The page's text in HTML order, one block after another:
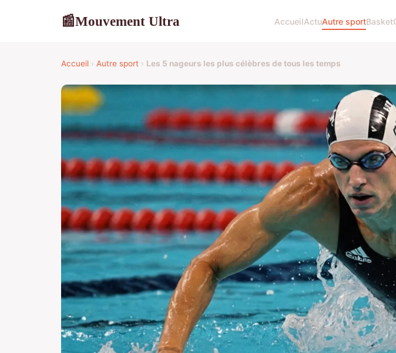
📰Mouvement Ultra AccueilActuAutre sportBasket
Accueil › Autre sport › Les 5 nageurs les plus célèbres de tous les temps